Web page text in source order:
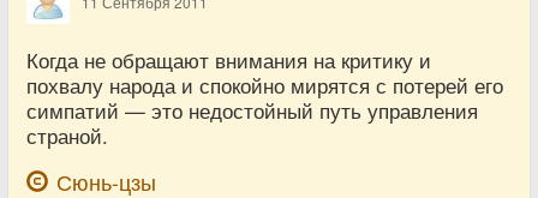
Когда не обращают внимания на критику и
похвалу народа и спокойно мирятся с потерей его
симпатий — это недостойный путь управления
страной.
Сюнь-цзы